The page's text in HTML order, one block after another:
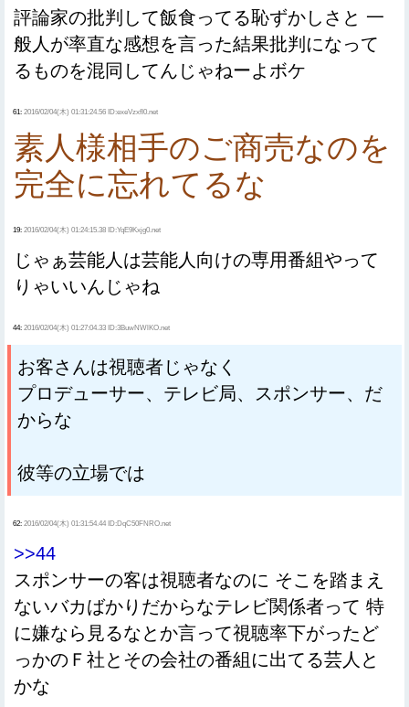
評論家の批判して飯食ってる恥ずかしさと 一
般人が率直な感想を言った結果批判になって
るものを混同してんじゃねーよボケ
61: 2016/02/04(木) 01:31:24.56 ID:exeVzxfI0.net
素人様相手のご商売なのを
完全に忘れてるな
19: 2016/02/04(木) 01:24:15.38 ID:YqE9Kxjg0.net
じゃぁ芸能人は芸能人向けの専用番組やって
りゃいいんじゃね
44: 2016/02/04(木) 01:27:04.33 ID:3BuwNWlKO.net
お客さんは視聴者じゃなく
プロデューサー、テレビ局、スポンサー、だ
からな
彼等の立場では
62: 2016/02/04(木) 01:31:54.44 ID:DqC50FNRO.net
>>44
スポンサーの客は視聴者なのに そこを踏まえ
ないバカばかりだからなテレビ関係者って 特
に嫌なら見るなとか言って視聴率下がったど
っかのＦ社とその会社の番組に出てる芸人と
かな